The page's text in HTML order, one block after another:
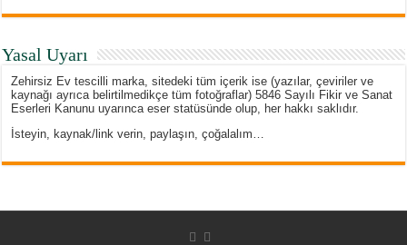
Yasal Uyarı
Zehirsiz Ev tescilli marka, sitedeki tüm içerik ise (yazılar, çeviriler ve
kaynağı ayrıca belirtilmedikçe tüm fotoğraflar) 5846 Sayılı Fikir ve Sanat
Eserleri Kanunu uyarınca eser statüsünde olup, her hakkı saklıdır.
İsteyin, kaynak/link verin, paylaşın, çoğalalım…